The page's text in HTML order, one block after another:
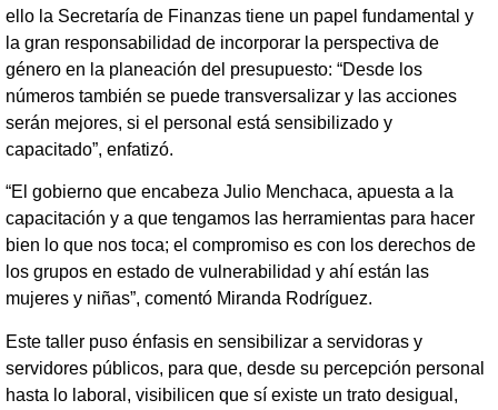
ello la Secretaría de Finanzas tiene un papel fundamental y
la gran responsabilidad de incorporar la perspectiva de
género en la planeación del presupuesto: “Desde los
números también se puede transversalizar y las acciones
serán mejores, si el personal está sensibilizado y
capacitado”, enfatizó.
“El gobierno que encabeza Julio Menchaca, apuesta a la
capacitación y a que tengamos las herramientas para hacer
bien lo que nos toca; el compromiso es con los derechos de
los grupos en estado de vulnerabilidad y ahí están las
mujeres y niñas”, comentó Miranda Rodríguez.
Este taller puso énfasis en sensibilizar a servidoras y
servidores públicos, para que, desde su percepción personal
hasta lo laboral, visibilicen que sí existe un trato desigual,